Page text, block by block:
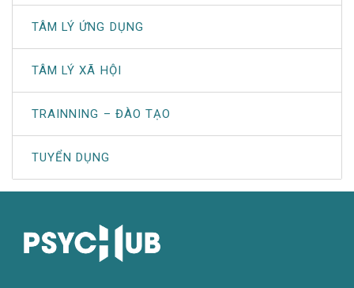
TÂM LÝ ỨNG DỤNG
TÂM LÝ XÃ HỘI
TRAINNING – ĐÀO TẠO
TUYỂN DỤNG